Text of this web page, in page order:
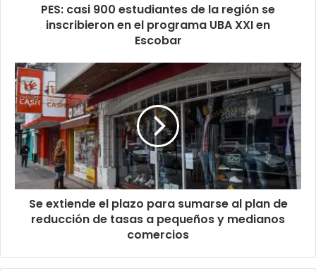
PES: casi 900 estudiantes de la región se
inscribieron en el programa UBA XXI en
Escobar
Se extiende el plazo para sumarse al plan de
reducción de tasas a pequeños y medianos
comercios